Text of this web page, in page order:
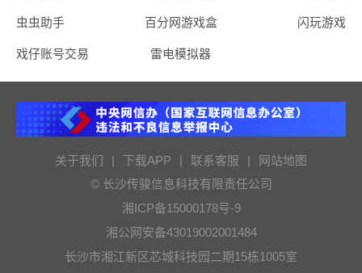
虫虫助手 百分网游戏盒 闪玩游戏
戏仔账号交易 雷电模拟器
关于我们 | 下载APP | 联系客服 |
网站地图
© 长沙传骏信息科技有限责任公司
湘ICP备15000178号-9
湘公网安备43019002001484
长沙市湘江新区芯城科技园二期15栋1005室